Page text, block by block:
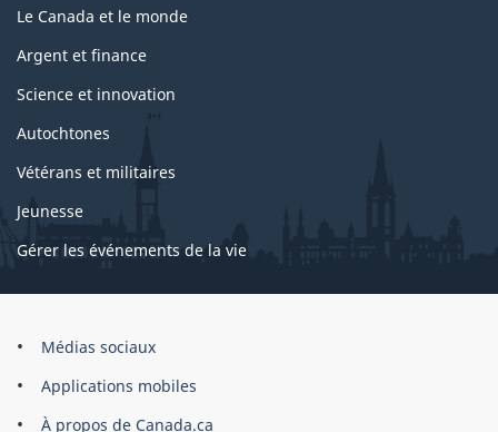
Le Canada et le monde
Argent et finance
Science et innovation
Autochtones
Vétérans et militaires
Jeunesse
Gérer les événements de la vie
Organisation
gouvernement
du
Médias sociaux
Applications mobiles
À propos de Canada.ca